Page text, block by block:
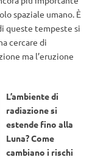
spaziale umano. È
queste tempeste si
cercare di
ma l’eruzione
L’ambiente di
radiazione si
estende fino alla
Luna? Come
cambiano i rischi